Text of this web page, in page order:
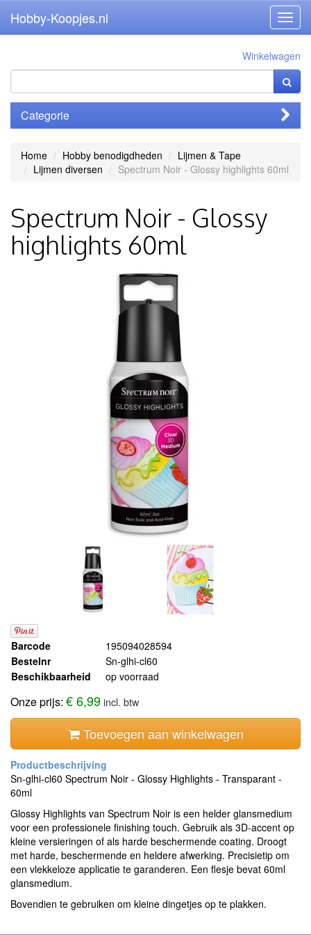
Hobby-Koopjes.nl
Winkelwagen
Categorie
Home Hobby benodigdheden
Lijmen & Tape
Lijmen diversen
Spectrum Noir - Glossy highlights 60ml
Spectrum Noir - Glossy
highlights 60ml
Barcode
195094028594
Bestelnr
Sn-glhi-cl60
Beschikbaarheid
op voorraad
Onze prijs: € 6,99incl. btw
Toevoegen aan winkelwagen
Sn-glhi-cl60 Spectrum Noir - Glossy Highlights - Transparant -
60ml
Glossy Highlights van Spectrum Noir is een helder glansmedium
voor een professionele finishing touch. Gebruik als 3D-accent op
kleine versieringen of als harde beschermende coating. Droogt
met harde, beschermende en heldere afwerking. Precisietip om
een vlekkeloze applicatie te garanderen. Een flesje bevat 60ml
glansmedium.
Bovendien te gebruiken om kleine dingetjes op te plakken.